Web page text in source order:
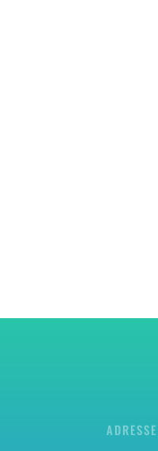
ADRESSE